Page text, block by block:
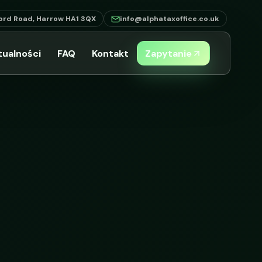
Road, Harrow HA1 3QX info@alphataxoffice.co.uk
FAQ Kontakt Zapytanie